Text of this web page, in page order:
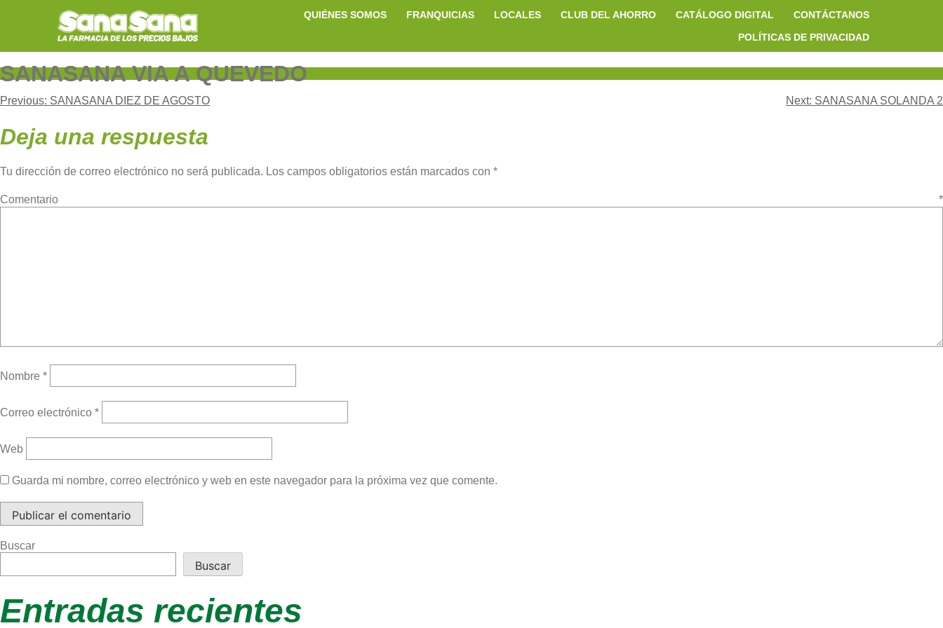
QUIÉNES SOMOS FRANQUICIAS LOCALES CLUB DEL AHORRO CATÁLOGO DIGITAL
CONTÁCTANOS
POLÍTICAS DE PRIVACIDAD
SANASANA VIA A QUEVEDO
Navegación
de
entradas
Previous: SANASANA DIEZ DE AGOSTO Next: SANASANA SOLANDA 2
Deja una respuesta
Tu dirección de correo electrónico no será publicada. Los campos obligatorios están marcados con *
Comentario *
Nombre *
Correo electrónico *
Web
Guarda mi nombre, correo electrónico y web en este navegador para la próxima vez que comente.
Buscar
Buscar
Entradas recientes